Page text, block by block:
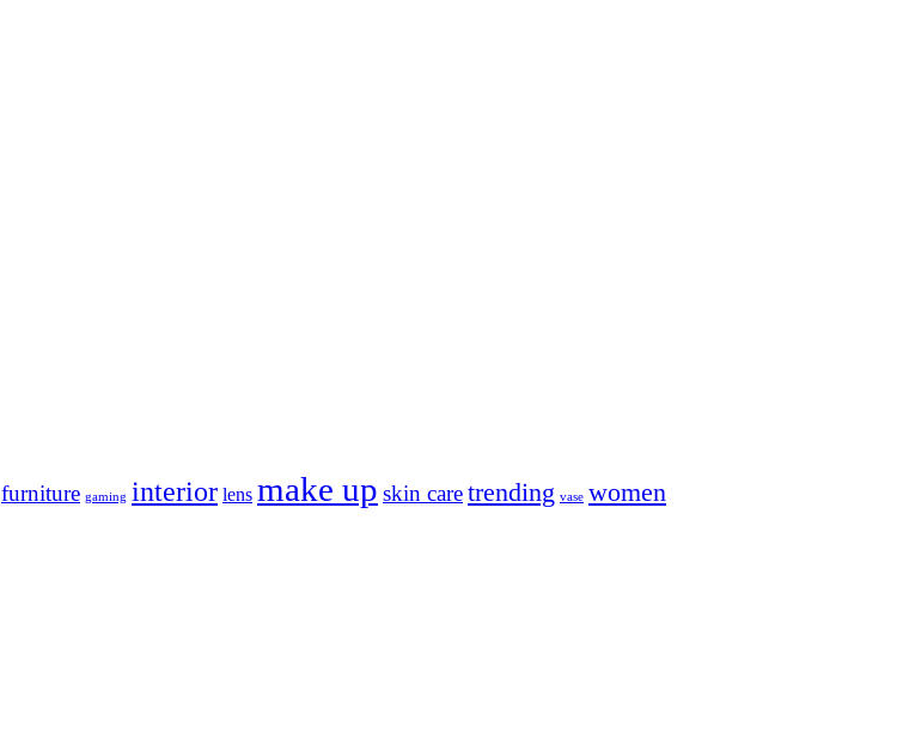
furniture gaming interior lens make up skin caretrending vase women